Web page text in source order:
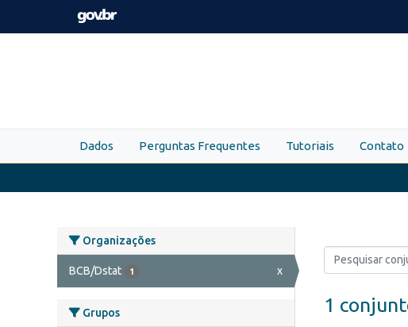
Skip to main content
Dados Perguntas Frequentes Tutoriais Contato
Organizações
BCB/Dstat 1 x
Grupos 1